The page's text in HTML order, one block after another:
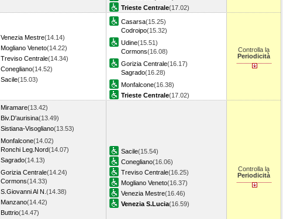
Trieste Centrale(17.02)
Venezia Mestre(14.14)
Mogliano Veneto(14.22)
Treviso Centrale(14.34)
Conegliano(14.52)
Sacile(15.03)
Casarsa(15.25)
Codroipo(15.32)
Udine(15.51)
Cormons(16.08)
Gorizia Centrale(16.17)
Sagrado(16.28)
Monfalcone(16.38)
Trieste Centrale(17.02)
Controlla la
Periodicità
Miramare(13.42)
Biv.D'aurisina(13.49)
Sistiana-Visogliano(13.53)
Monfalcone(14.02)
Ronchi Leg.Nord(14.07)
Sagrado(14.13)
Gorizia Centrale(14.24)
Cormons(14.33)
S.Giovanni Al N. (14.38)
Manzano(14.42)
Buttrio(14.47)
Sacile(15.54)
Conegliano(16.06)
Treviso Centrale(16.25)
Mogliano Veneto(16.37)
Venezia Mestre(16.46)
Venezia S.Lucia(16.59)
Controlla la
Periodicità